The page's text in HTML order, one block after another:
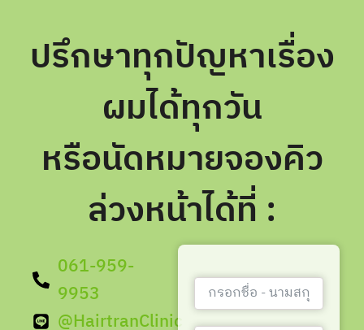
ปรึกษาทุกปัญหาเรื่อง
ผมได้ทุกวัน
หรือนัดหมายจองคิว
ล่วงหน้าได้ที่ :
061-959-
9953
@HairtranClinic